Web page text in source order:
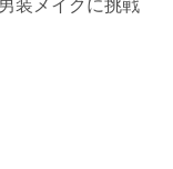
装メイクに挑戦